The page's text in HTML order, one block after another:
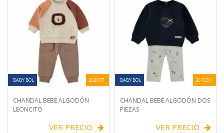
BABY BOL 262037
CHANDAL BEBÉ ALGODÓN
LEONCITO
VER PRECIO
BABY BOL 261034
CHANDAL BEBÉ ALGODÓN DOS
PIEZAS
VER PRECIO